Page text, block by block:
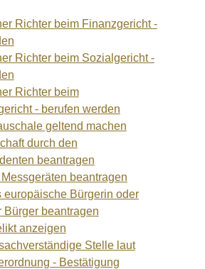
Richter beim Finanzgericht -
Richter beim Sozialgericht -
Richter beim
- berufen werden
geltend machen
durch den
beantragen
beantragen
europäische Bürgerin oder
Bürger beantragen
anzeigen
Stelle laut
- Bestätigung